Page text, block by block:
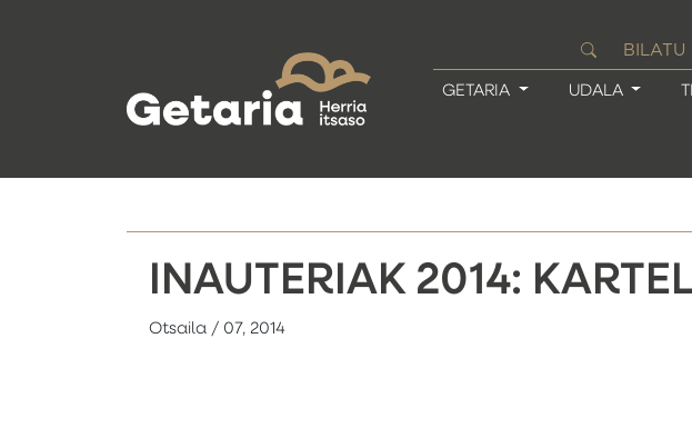
BILATU
GETARIA UDALA
INAUTERIAK 2014:
Otsaila / 07, 2014